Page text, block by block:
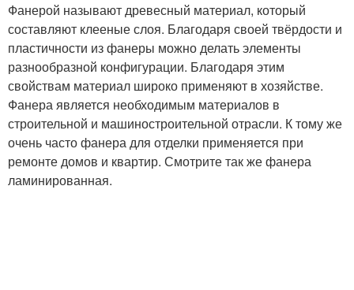
Фанерой называют древесный материал, который
составляют клееные слоя. Благодаря своей твёрдости и
пластичности из фанеры можно делать элементы
разнообразной конфигурации. Благодаря этим
свойствам материал широко применяют в хозяйстве.
Фанера является необходимым материалов в
строительной и машиностроительной отрасли. К тому же
очень часто фанера для отделки применяется при
ремонте домов и квартир. Смотрите так же фанера
ламинированная.